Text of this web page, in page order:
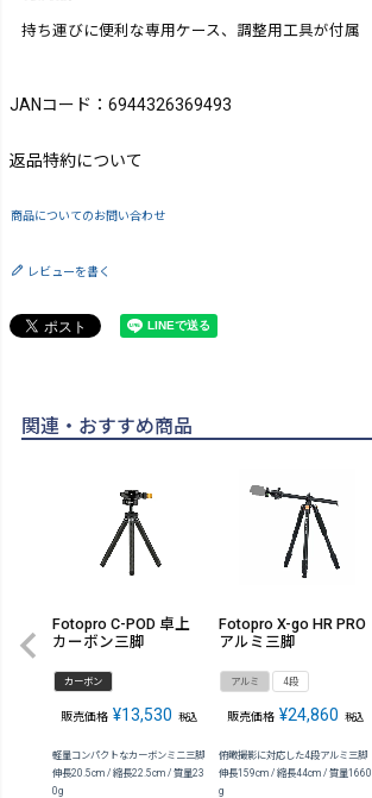
持ち運びに便利な専用ケース、調整用工具が付属
JANコード：6944326369493
返品特約について
商品についてのお問い合わせ
レビューを書く
関連・おすすめ商品
Fotopro C-POD 卓上
カーボン三脚
カーボン
販売価格 ¥13,530 税込
軽量コンパクトなカーボンミニ三脚
伸長20.5cm / 縮長22.5cm / 質量23
0g
Fotopro X-go HR PRO
アルミ三脚
アルミ 4段
販売価格 ¥24,860 税込
俯瞰撮影に対応した4段アルミ三脚
伸長159cm / 縮長44cm / 質量1660
g